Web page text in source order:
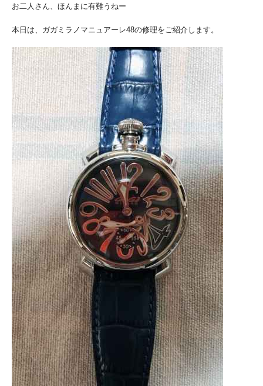
お二人さん、ほんまに有難うねー
本日は、ガガミラノマニュアーレ48の修理をご紹介します。